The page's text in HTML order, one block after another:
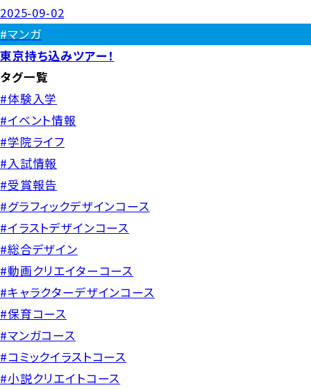
2025-09-02
#マンガ
東京持ち込みツアー！
タグ一覧
#体験入学
#イベント情報
#学院ライフ
#入試情報
#受賞報告
#グラフィックデザインコース
#イラストデザインコース
#総合デザイン
#動画クリエイターコース
#キャラクターデザインコース
#保育コース
#マンガコース
#コミックイラストコース
#小説クリエイトコース